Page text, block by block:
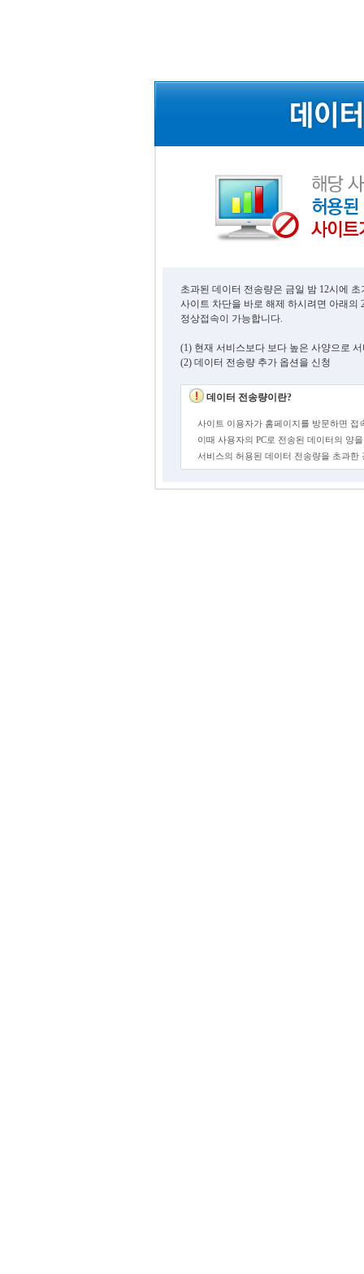
초과된 데이터 전송량은 금일 밤 12시에
사이트 차단을 바로 해제 하시려면 아래의
정상접속이 가능합니다.
(1) 현재 서비스보다 보다 높은 사양으로
(2) 데이터 전송량 추가 옵션을 신청
데이터 전송량이란?
사이트 이용자가 홈페이지를 방문하면 접
이때 사용자의 PC로 전송된 데이터의 양
서비스의 허용된 데이터 전송량을 초과